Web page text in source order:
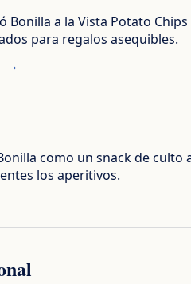
Bonilla a la Vista Potato Chips
para regalos asequibles.
como un snack de culto
los aperitivos.